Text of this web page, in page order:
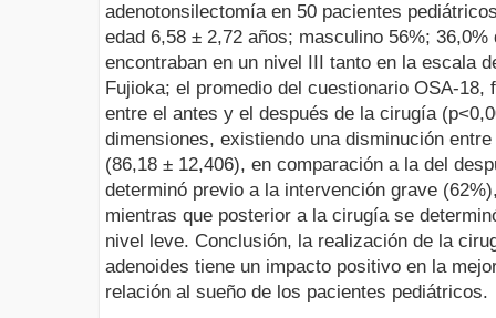
adenotonsilectomía en 50 pacientes
edad 6,58 ± 2,72 años; masculino 56%;
encontraban en un nivel III tanto en la escala
Fujioka; el promedio del cuestionario OSA-
entre el antes y el después de la cirugía
dimensiones, existiendo una disminución
(86,18 ± 12,406), en comparación a la del
determinó previo a la intervención grave
mientras que posterior a la cirugía se
nivel leve. Conclusión, la realización de la
adenoides tiene un impacto positivo en la
relación al sueño de los pacientes pediátricos.